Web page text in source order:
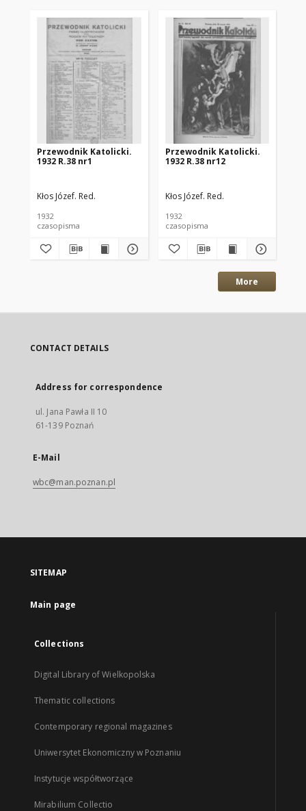
Przewodnik Katolicki.
1932 R.38 nr1
Kłos Józef. Red.
1932
czasopisma
Przewodnik Katolicki.
1932 R.38 nr12
Kłos Józef. Red.
1932
czasopisma
More
CONTACT DETAILS
Address for correspondence
ul. Jana Pawła II 10
61-139 Poznań
E-Mail
wbc@man.poznan.pl
SITEMAP
Main page
Collections
Digital Library of Wielkopolska
Thematic collections
Contemporary regional magazines
Uniwersytet Ekonomiczny w Poznaniu
Instytucje współtworzące
Mirabilium Collectio